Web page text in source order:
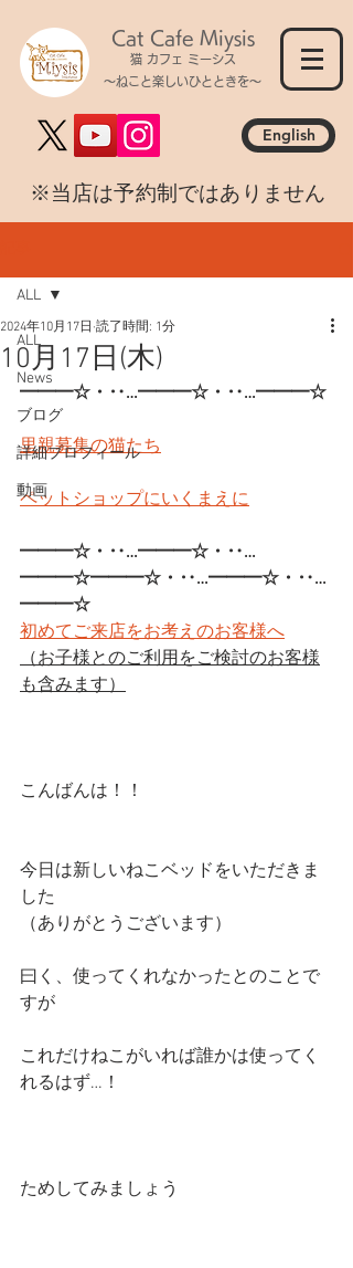
Cat Cafe Miysis
猫 カフェ ミーシス
～ねこと楽しいひとときを～
English
​※当店は予約制ではありません
ALL
News
ブログ
詳細プロフィール
動画
ALL
10月17日(木)
2024年10月17日 読了時間: 1分
━━━☆・‥…━━━☆・‥…━━━☆
里親募集の猫たち
ペットショップにいくまえに
━━━☆・‥…━━━☆・‥…
━━━☆━━━☆・‥…━━━☆・‥…
━━━☆
初めてご来店をお考えのお客様へ
（お子様とのご利用をご検討のお客様
も含みます）
こんばんは！！
今日は新しいねこベッドをいただきま
した
（ありがとうございます）
曰く、使ってくれなかったとのことで
すが
これだけねこがいれば誰かは使ってく
れるはず…！
ためしてみましょう